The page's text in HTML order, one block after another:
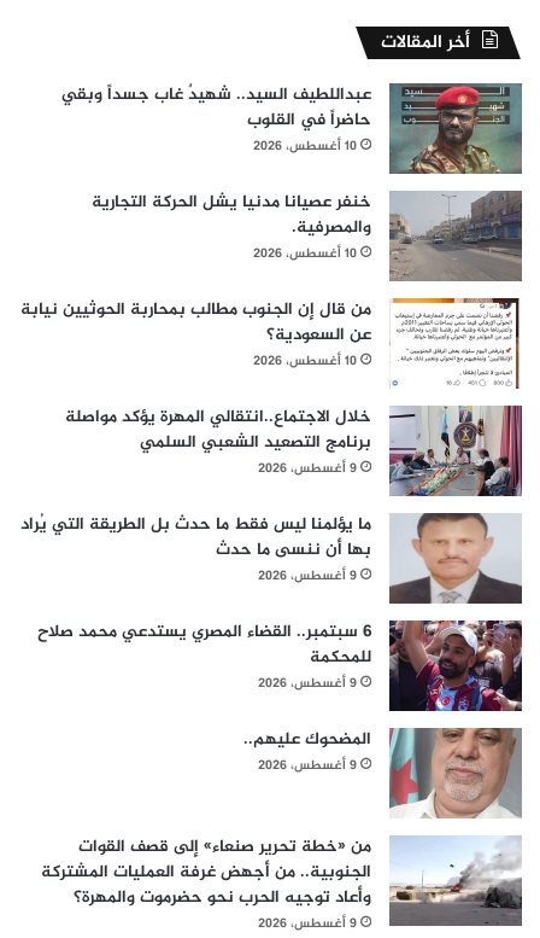
أخر المقالات
عبداللطيف السيد.. شهيدٌ غاب جسداً وبقي
حاضراً في القلوب
10 أغسطس، 2026
خنفر عصيانا مدنيا يشل الحركة التجارية
والمصرفية.
10 أغسطس، 2026
من قال إن الجنوب مطالب بمحاربة الحوثيين نيابة
عن السعودية؟
10 أغسطس، 2026
خلال الاجتماع..انتقالي المهرة يؤكد مواصلة
برنامج التصعيد الشعبي السلمي
9 أغسطس، 2026
ما يؤلمنا ليس فقط ما حدث بل الطريقة التي يُراد
بها أن ننسى ما حدث
9 أغسطس، 2026
6 سبتمبر.. القضاء المصري يستدعي محمد صلاح
للمحكمة
9 أغسطس، 2026
المضحوك عليهم..
9 أغسطس، 2026
من «خطة تحرير صنعاء» إلى قصف القوات
الجنوبية.. من أجهض غرفة العمليات المشتركة
وأعاد توجيه الحرب نحو حضرموت والمهرة؟
9 أغسطس، 2026